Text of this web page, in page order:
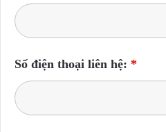
Số điện thoại liên hệ: *